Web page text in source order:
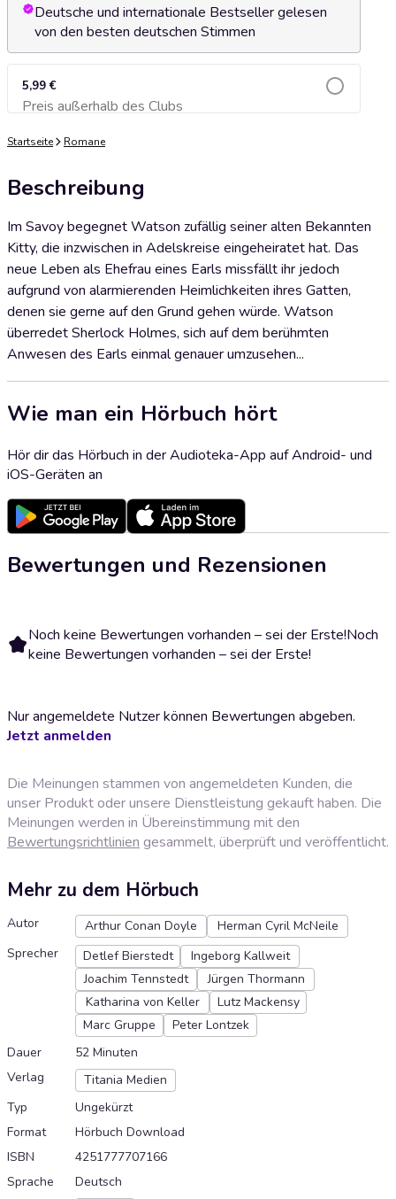
Deutsche und internationale Bestseller gelesen
von den besten deutschen Stimmen
5,99 €
Preis außerhalb des ClubsZum Warenkorb hinzufügen
Startseite Romane
Beschreibung
Im Savoy begegnet Watson zufällig seiner alten Bekannten
Kitty, die inzwischen in Adelskreise eingeheiratet hat. Das
neue Leben als Ehefrau eines Earls missfällt ihr jedoch
aufgrund von alarmierenden Heimlichkeiten ihres Gatten,
denen sie gerne auf den Grund gehen würde. Watson
überredet Sherlock Holmes, sich auf dem berühmten
Anwesen des Earls einmal genauer umzusehen...
Wie man ein Hörbuch hört
Hör dir das Hörbuch in der Audioteka-App auf Android- und
iOS-Geräten an
Bewertungen und Rezensionen
Noch keine Bewertungen vorhanden – sei der Erste!Noch
keine Bewertungen vorhanden – sei der Erste!
Nur angemeldete Nutzer können Bewertungen abgeben.
Jetzt anmelden
Die Meinungen stammen von angemeldeten Kunden, die
unser Produkt oder unsere Dienstleistung gekauft haben. Die
Meinungen werden in Übereinstimmung mit den
Bewertungsrichtlinien gesammelt, überprüft und veröffentlicht.
Mehr zu dem Hörbuch
Autor Arthur Conan Doyle
Herman Cyril McNeile
Sprecher
Detlef Bierstedt
Ingeborg Kallweit
Joachim Tennstedt
Jürgen Thormann
Katharina von Keller
Lutz Mackensy
Marc Gruppe
Peter Lontzek
Dauer
52 Minuten
Verlag
Titania Medien
Typ
Ungekürzt
Format
Hörbuch Download
ISBN
4251777707166
Sprache
Deutsch